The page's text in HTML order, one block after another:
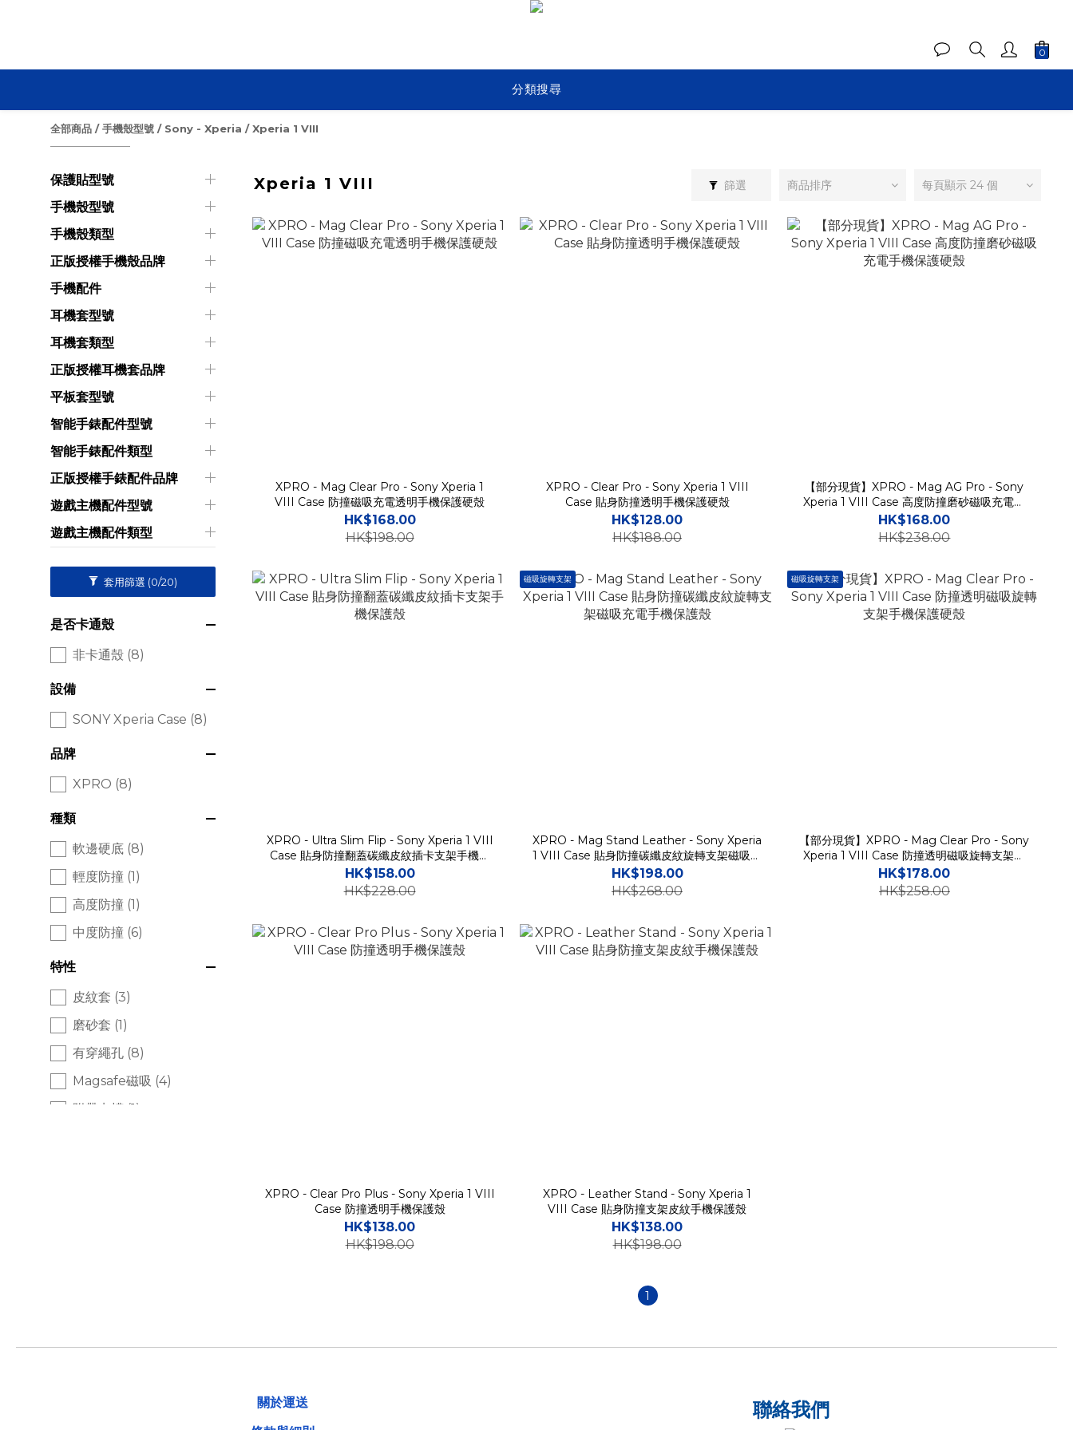
分類搜尋
全部商品 /手機殼型號 / Sony - Xperia /Xperia 1 VIII
保護貼型號
手機殼型號
手機殼類型
正版授權手機殼品牌
手機配件
耳機套型號
耳機套類型
正版授權耳機套品牌
平板套型號
智能手錶配件型號
智能手錶配件類型
正版授權手錶配件品牌
遊戲主機配件型號
遊戲主機配件類型
套用篩選 (0/20)
是否卡通殼
非卡通殼 (8)
設備
SONY Xperia Case (8)
品牌
XPRO (8)
種類
軟邊硬底 (8)
輕度防撞 (1)
高度防撞 (1)
中度防撞 (6)
特性
皮紋套 (3)
磨砂套 (1)
有穿繩孔 (8)
Magsafe磁吸 (4)
附帶卡槽 (1)
Xperia 1 VIII 篩選 商品排序 每頁顯示 24 個
XPRO - Mag Clear Pro - Sony Xperia 1
VIII Case 防撞磁吸充電透明手機保護硬殼
HK$168.00
HK$198.00
XPRO - Clear Pro - Sony Xperia 1 VIII
Case 貼身防撞透明手機保護硬殼
HK$128.00
HK$188.00
【部分現貨】XPRO - Mag AG Pro - Sony
Xperia 1 VIII Case 高度防撞磨砂磁吸充電手
機保護硬殼
HK$168.00
HK$238.00
XPRO - Ultra Slim Flip - Sony Xperia 1 VIII
Case 貼身防撞翻蓋碳纖皮紋插卡支架手機保
護殼
HK$158.00
HK$228.00
磁吸旋轉支架
XPRO - Mag Stand Leather - Sony Xperia
1 VIII Case 貼身防撞碳纖皮紋旋轉支架磁吸充
電手機保護殼
HK$198.00
HK$268.00
磁吸旋轉支架
【部分現貨】XPRO - Mag Clear Pro - Sony
Xperia 1 VIII Case 防撞透明磁吸旋轉支架手
機保護硬殼
HK$178.00
HK$258.00
XPRO - Clear Pro Plus - Sony Xperia 1 VIII
Case 防撞透明手機保護殼
HK$138.00
HK$198.00
XPRO - Leather Stand - Sony Xperia 1
VIII Case 貼身防撞支架皮紋手機保護殼
HK$138.00
HK$198.00
1
關於運送
聯絡我們